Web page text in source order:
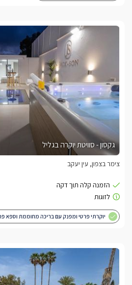
גקסון - סוויטת יוקרה בגליל
צימר בצפון, עין יעקב
יוקרתי פרטי ומפנק עם בריכה מחוממת וספא